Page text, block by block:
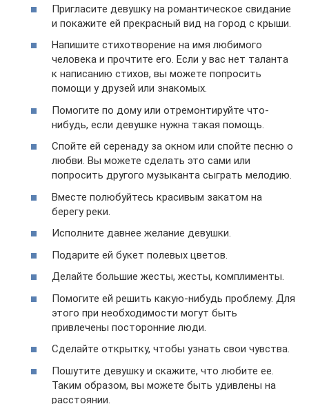
Пригласите девушку на романтическое свидание
и покажите ей прекрасный вид на город с крыши.
Напишите стихотворение на имя любимого
человека и прочтите его. Если у вас нет таланта
к написанию стихов, вы можете попросить
помощи у друзей или знакомых.
Помогите по дому или отремонтируйте что-
нибудь, если девушке нужна такая помощь.
Спойте ей серенаду за окном или спойте песню о
любви. Вы можете сделать это сами или
попросить другого музыканта сыграть мелодию.
Вместе полюбуйтесь красивым закатом на
берегу реки.
Исполните давнее желание девушки.
Подарите ей букет полевых цветов.
Делайте большие жесты, жесты, комплименты.
Помогите ей решить какую-нибудь проблему. Для
этого при необходимости могут быть
привлечены посторонние люди.
Сделайте открытку, чтобы узнать свои чувства.
Пошутите девушку и скажите, что любите ее.
Таким образом, вы можете быть удивлены на
расстоянии.